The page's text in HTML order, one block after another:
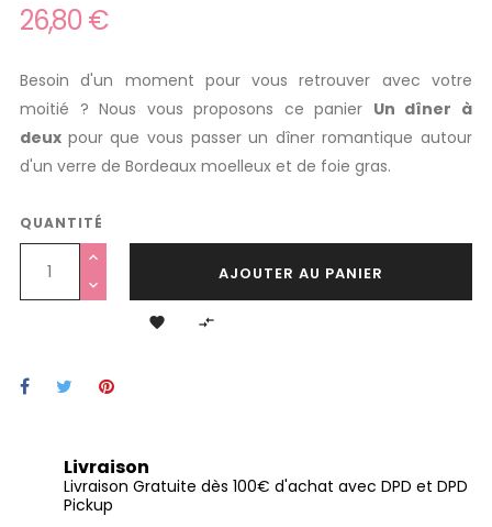
26,80 €
Besoin d'un moment pour vous retrouver avec votre
moitié ? Nous vous proposons ce panier Un dîner à
deux pour que vous passer un dîner romantique autour
d'un verre de Bordeaux moelleux et de foie gras.
QUANTITÉ
AJOUTER AU PANIER
 
Livraison
Livraison Gratuite dès 100€ d'achat avec DPD et DPD
Pickup